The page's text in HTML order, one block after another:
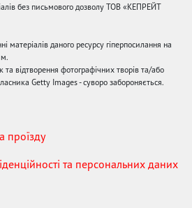
без письмового дозволу ТОВ «КЕПРЕЙТ
матеріалів даного ресурсу гіперпосилання на
відтворення фотографічних творів та/або
Getty Images - суворо забороняється.
проїзду
та персональних даних